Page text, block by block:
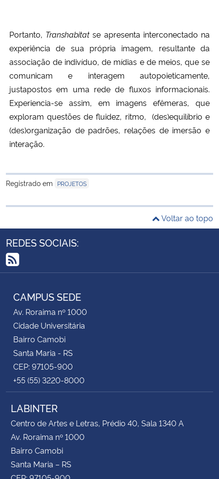
Portanto, Transhabitatse apresenta interconectado na
experiência de sua própria imagem, resultante da
associação de indivíduo, de mídias e de meios, que se
comunicam e interagem autopoieticamente,
justapostos em uma rede de fluxos informacionais.
Experiencia-se assim, em imagens efêmeras, que
exploram questões de fluidez, ritmo, (des)equilíbrio e
(des)organização de padrões, relações de imersão e
interação.
Registrado em PROJETOS
Voltar ao topo
REDES SOCIAIS:
RSS
CAMPUS SEDE
Av. Roraima nº 1000
Cidade Universitária
Bairro Camobi
Santa Maria - RS
CEP: 97105-900
+55 (55) 3220-8000
LABINTER
Centro de Artes e Letras, Prédio 40, Sala 1340 A
Av. Roraima nº 1000
Bairro Camobi
Santa Maria – RS